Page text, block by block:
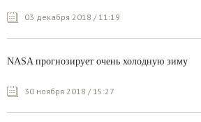
03 декабря 2018 / 11:19
NASA прогнозирует очень холодную зиму
30 ноября 2018 / 15:27